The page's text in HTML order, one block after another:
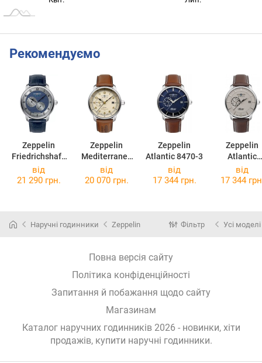
Рекомендуємо
Zeppelin
Friedrichshafe
n 8568-3
Zeppelin
Mediterranee
9668-5
Zeppelin
Atlantic 8470-3
Zeppelin
Atlantic
Automatic
8470-5
від
21 290 грн.
від
20 070 грн.
від
17 344 грн.
від
17 344
Наручні годинники Zeppelin Фільтр Усі моделі
Повна версія сайту
Політика конфіденційності
Запитання й побажання щодо сайту
Магазинам
Каталог наручних годинників 2026 - новинки, хіти
продажів, купити наручні годинники.